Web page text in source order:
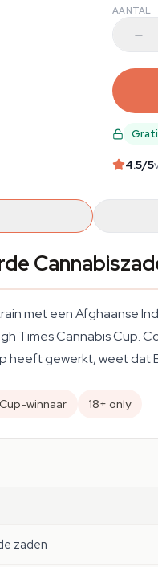
AANTAL
4.5/5
met een Afghaanse
Times Cannabis Cup.
gewerkt, weet dat
winnaar 18+ only
zaden